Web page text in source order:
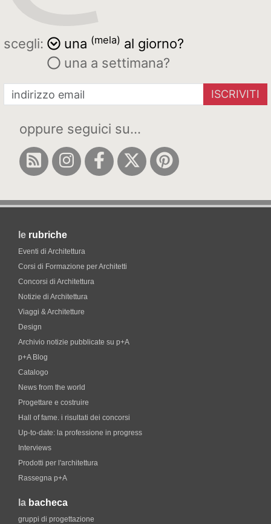
scegli: una (mela) al giorno?
una a settimana?
ISCRIVITI
oppure seguici su...
le rubriche
Eventi di Architettura
Corsi di Formazione per Architetti
Concorsi di Architettura
Notizie di Architettura
Viaggi & Architetture
Design
Archivio notizie pubblicate su p+A
p+A Blog
Catalogo
News from the world
Progettare e costruire
Hall of fame. i risultati dei concorsi
Up-to-date: la professione in progress
Interviews
Prodotti per l'architettura
Rassegna p+A
la bacheca
gruppi di progettazione